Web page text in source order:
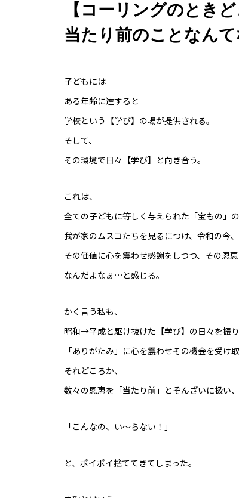
【コーリングのとき
当たり前のことなんて
子どもには
ある年齢に達すると
学校という【学び】の場が提供される。
そして、
その環境で日々【学び】と向き合う。
これは、
全ての子どもに等しく与えられた「宝もの」
我が家のムスコたちを見るにつけ、令和の今、
その価値に心を震わせ感謝をしつつ、その恩
なんだよなぁ…と感じる。
かく言う私も、
昭和→平成と駆け抜けた【学び】の日々を振り
「ありがたみ」に心を震わせその機会を受け
それどころか、
数々の恩恵を「当たり前」とぞんざいに扱い、
「こんなの、い～らない！」
と、ポイポイ捨ててきてしまった。